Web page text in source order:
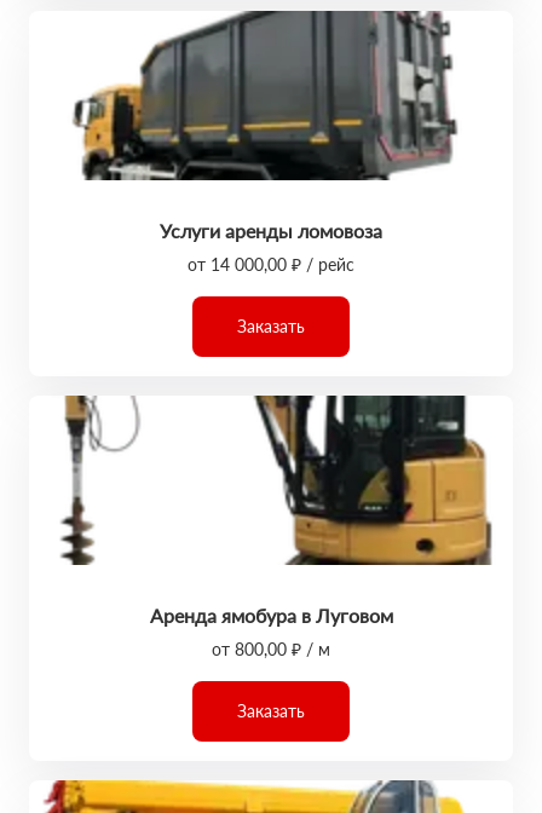
Услуги аренды ломовоза
от 14 000,00 ₽ / рейс
Заказать
Аренда ямобура в Луговом
от 800,00 ₽ / м
Заказать